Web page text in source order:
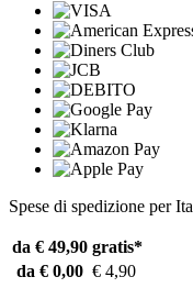
Spese di spedizione per
da € 49,90 gratis*
da € 0,00 € 4,90